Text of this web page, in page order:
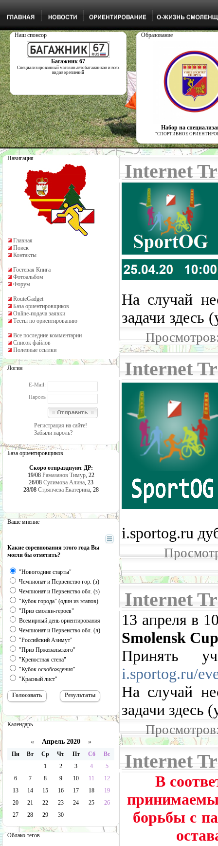
Наш спонсор
Багажник 67
Специализированный магазин автобагажников и всех
видов креплений
Образование
Набор на
"СПОРТИВНОЕ
Навигация
Главная
Поиск
Контакты
Гостевая Книга
Фотоальбом
Форум
RouteGadget
База ориентировщиков
Online-подача заявки
Тесты по ориентированию
Все последние комментарии
Список файлов
Полезные ссылки
Логин
E-Mail:
Пароль
Регистрация на сайте!
Забыли пароль?
База ориентировщиков
Скоро отпразднуют ДР:
19/08 Рамазанов Тимур, 22
26/08 Сулимова Алина, 23
28/08 Стряпчева Екатерина, 28
Ваше мнение
Какие соревнования этого года Вы
могли бы отметить?
"Новогодние старты"
Чемпионат и Первенство гор. (з)
Чемпионат и Первенство обл. (з)
"Кубок города" (один из этапов)
"Приз смолян-героев"
Всемирный день ориентирования
Чемпионат и Первенство обл. (л)
"Российский Азимут"
"Приз Пржевальского"
"Крепостная стена"
"Кубок освобождения"
"Красный лист"
Календарь
«Апрель 2020 »
Пн Вт Ср Чт Пт Сб
Вс
1
2 3 4
5
6
7 8 9 10 11
12
13
14 15 16 17 18
19
20
21 22 23 24 25
26
27
28 29 30
Облако тегов
Internet
На случай
задачи здесь
Internet
i.sportog.ru
Internet
13 апреля в
Smolensk
Принять
i.sportog.ru/
На случай
задачи здесь
Internet
В
борьбы с